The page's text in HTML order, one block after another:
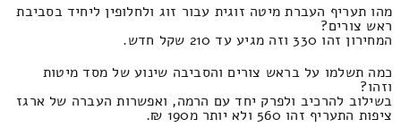
מהו תעריף העברת מיטה זוגית עבור זוג ולחלופין ליחיד בסביבת
ראש צורים?
המחירון זהו 330 וזה מגיע עד 210 שקל חדש.
כמה תשלמו על בראש צורים והסביבה שינוע של מסד מיטות
וזהו?
בשילוב להרכיב ולפרק יחד עם הרמה, ואפשרות העברה של ארגז
ציפות התעריף זהו 560 ולא יותר מ190 ₪.